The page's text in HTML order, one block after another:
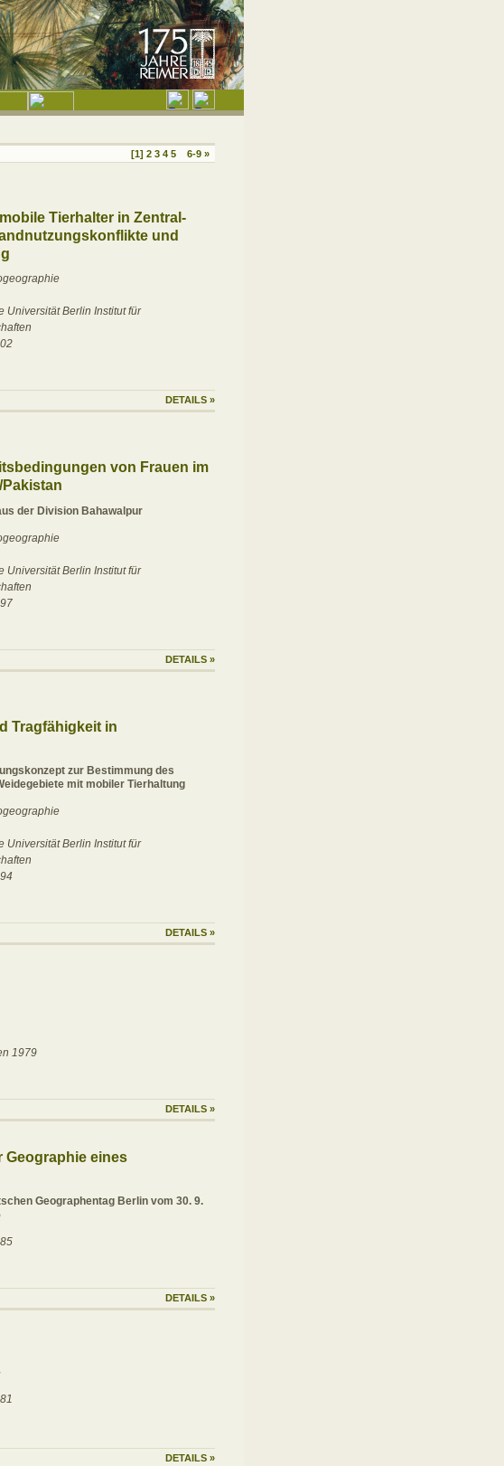
[1] 2 3 4 5 6-9 »
Tierhalter in Zentral-
und
Universität Berlin Institut für
DETAILS »
von Frauen im
der Division Bahawalpur
Universität Berlin Institut für
DETAILS »
Tragfähigkeit in
zur Bestimmung des
mit mobiler Tierhaltung
Universität Berlin Institut für
DETAILS »
1979
DETAILS »
Geographie eines
Geographentag Berlin vom 30. 9.
DETAILS »
DETAILS »